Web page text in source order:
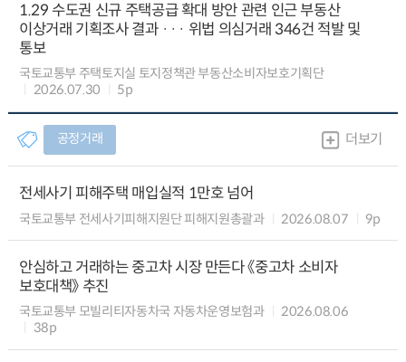
1.29 수도권 신규 주택공급 확대 방안 관련 인근 부동산
이상거래 기획조사 결과 ··· 위법 의심거래 346건 적발 및
통보
국토교통부 주택토지실 토지정책관 부동산소비자보호기획단
2026.07.30
5p
공정거래 더보기
전세사기 피해주택 매입실적 1만호 넘어
국토교통부 전세사기피해지원단 피해지원총괄과 2026.08.07 9p
안심하고 거래하는 중고차 시장 만든다 《중고차 소비자
보호대책》 추진
국토교통부 모빌리티자동차국 자동차운영보험과
2026.08.06
38p